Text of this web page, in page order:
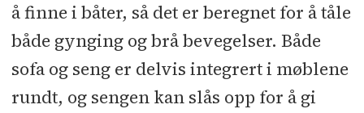
å finne i båter, så det er beregnet for å tåle
både gynging og brå bevegelser. Både
sofa og seng er delvis integrert i møblene
rundt, og sengen kan slås opp for å gi